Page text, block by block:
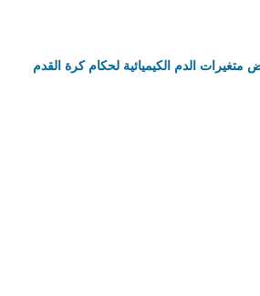
متغيرات الدم الكيميائية لحكام كرة القدم